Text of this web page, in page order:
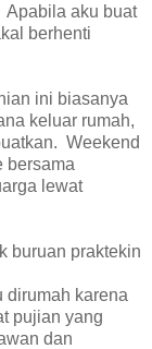
Apabila aku buat
berhenti
ini biasanya
keluar rumah,
Weekend
bersama
lewat
buruan praktekin
dirumah karena
pujian yang
dan